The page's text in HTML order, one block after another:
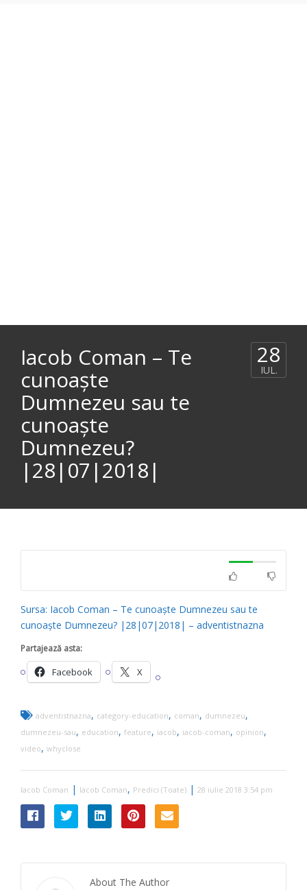
Iacob Coman – Te
cunoaște
Dumnezeu sau te
cunoaște
Dumnezeu?
|28|07|2018|
28
IUL.
Sursa: Iacob Coman – Te cunoaște Dumnezeu sau te
cunoaște Dumnezeu? |28|07|2018| – adventistnazna
Partajează asta:
Facebook X
adventistnazna, category-education, coman, dumnezeu,
dumnezeu-sau, education, feature, iacob, iacob-coman, opinion,
video, whyclose
Iacob Coman | Iacob Coman, Predici (Toate) | 28 iulie 2018 3:54 pm
About The Author